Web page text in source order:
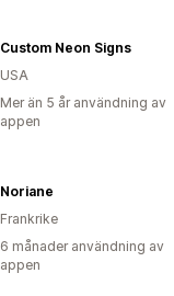
Custom Neon Signs
USA
Mer än 5 år användning av
appen
Noriane
Frankrike
6 månader användning av
appen